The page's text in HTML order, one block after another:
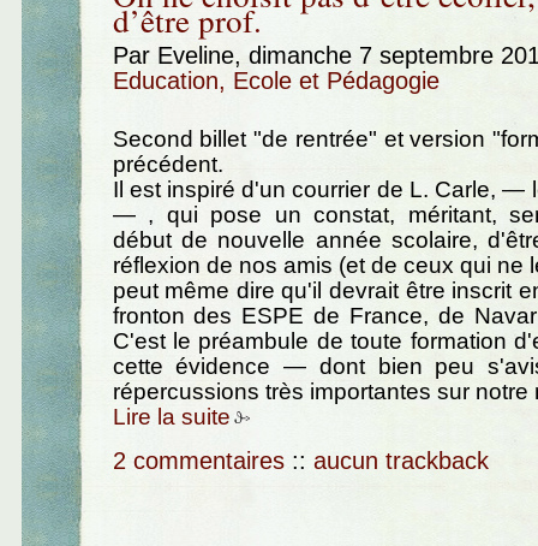
d’être prof.
Par Eveline, dimanche 7 septembre
Education, Ecole et Pédagogie
Second billet "de rentrée" et version
précédent.
Il est inspiré d'un courrier de L. Carle, —
— , qui pose un constat, méritant,
début de nouvelle année scolaire,
réflexion de nos amis (et de ceux qui ne
peut même dire qu'il devrait être inscrit
fronton des ESPE de France, de
C'est le préambule de toute formation
cette évidence — dont bien peu
répercussions très importantes sur notre
Lire la suite
2 commentaires :: aucun trackback